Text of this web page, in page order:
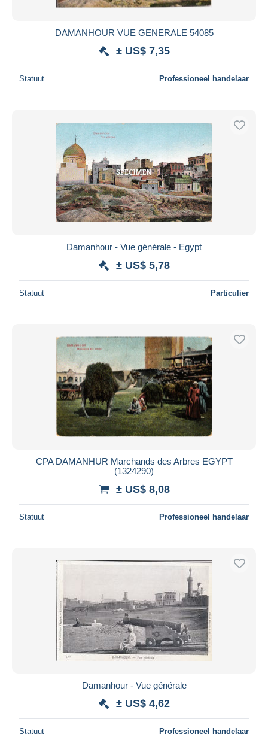
DAMANHOUR VUE GENERALE 54085
± US$ 7,35
Statuut Professioneel handelaar
Damanhour - Vue générale - Egypt
± US$ 5,78
Statuut Particulier
CPA DAMANHUR Marchands des Arbres EGYPT
(1324290)
± US$ 8,08
Statuut Professioneel handelaar
Damanhour - Vue générale
± US$ 4,62
Statuut Professioneel handelaar